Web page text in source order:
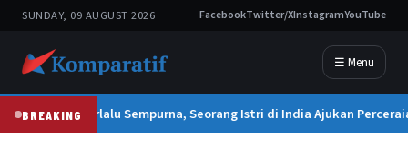
SUNDAY, 09 AUGUST 2026 FacebookTwitter/XInstagramYouTube
☰ Menu
BREAKING
Suami Terlalu Sempurna, Seorang Istri di India Ajukan